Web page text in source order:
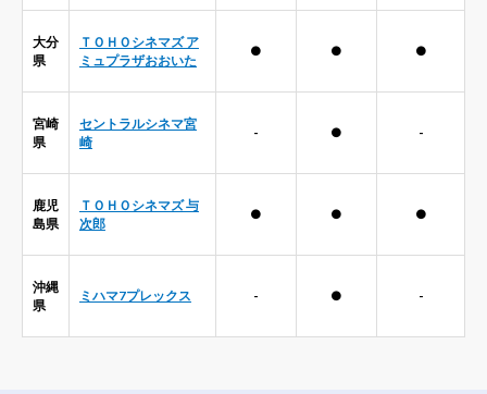
大分
県
ＴＯＨＯシネマズ ア
ミュプラザおおいた
● ● ●
宮崎
県
セントラルシネマ宮
崎
- ● -
鹿児
島県
ＴＯＨＯシネマズ 与
次郎
● ● ●
沖縄
県
ミハマ7プレックス - ● -